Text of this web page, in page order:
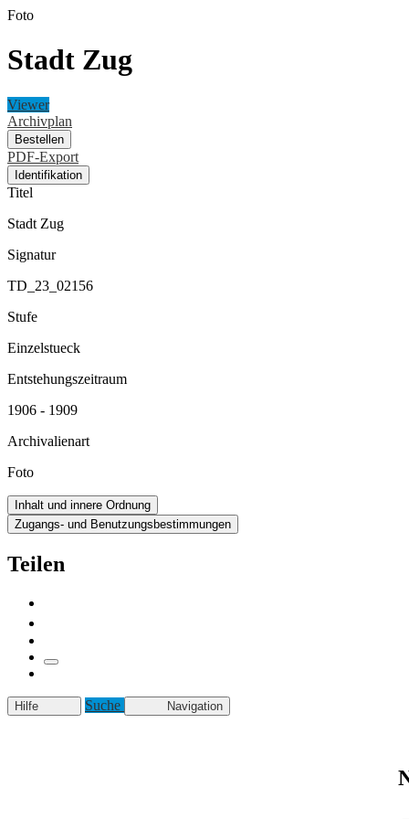
Foto
Stadt Zug
Viewer
Archivplan
Bestellen
PDF-Export
Identifikation
Titel
Stadt Zug
Signatur
TD_23_02156
Stufe
Einzelstueck
Entstehungszeitraum
1906 - 1909
Archivalienart
Foto
Inhalt und innere Ordnung
Zugangs- und Benutzungsbestimmungen
Teilen
Hilfe Suche Navigation